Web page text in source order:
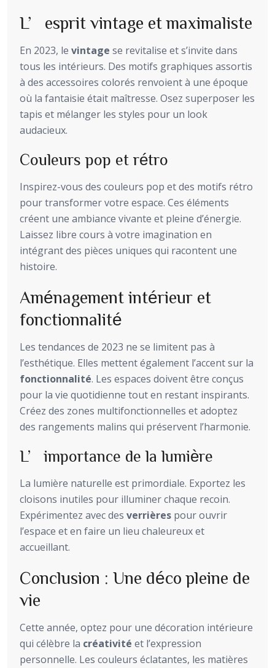
L’esprit vintage et maximaliste
En 2023, le vintage se revitalise et s’invite dans
tous les intérieurs. Des motifs graphiques assortis
à des accessoires colorés renvoient à une époque
où la fantaisie était maîtresse. Osez superposer les
tapis et mélanger les styles pour un look
audacieux.
Couleurs pop et rétro
Inspirez-vous des couleurs pop et des motifs rétro
pour transformer votre espace. Ces éléments
créent une ambiance vivante et pleine d’énergie.
Laissez libre cours à votre imagination en
intégrant des pièces uniques qui racontent une
histoire.
Aménagement intérieur et
fonctionnalité
Les tendances de 2023 ne se limitent pas à
l’esthétique. Elles mettent également l’accent sur la
fonctionnalité. Les espaces doivent être conçus
pour la vie quotidienne tout en restant inspirants.
Créez des zones multifonctionnelles et adoptez
des rangements malins qui préservent l’harmonie.
L’importance de la lumière
La lumière naturelle est primordiale. Exportez les
cloisons inutiles pour illuminer chaque recoin.
Expérimentez avec des verrières pour ouvrir
l’espace et en faire un lieu chaleureux et
accueillant.
Conclusion : Une déco pleine de
vie
Cette année, optez pour une décoration intérieure
qui célèbre la créativité et l’expression
personnelle. Les couleurs éclatantes, les matières